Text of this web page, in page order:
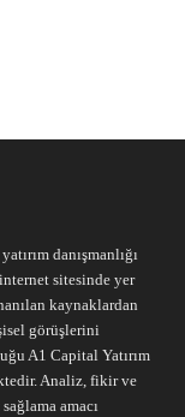
danışmanlığı
sitesinde yer
kaynaklardan
görüşlerini
A1 Capital Yatırım
Analiz, fikir ve
amacı